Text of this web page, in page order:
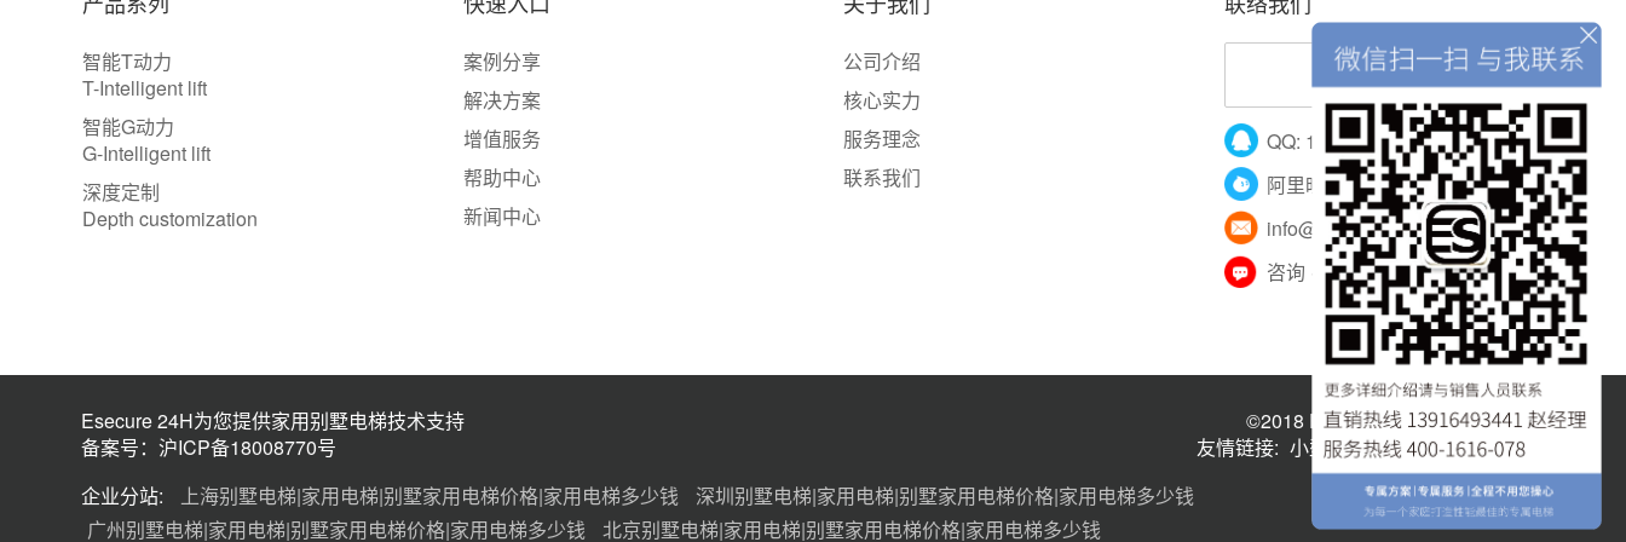
智能T动力
T-Intelligent lift
智能G动力
G-Intelligent lift
深度定制
Depth customization
案例分享
解决方案
增值服务
帮助中心
新闻中心
公司介绍
核心实力
服务理念
联系我们
400-161-6078
QQ: 122700946
阿里旺旺：意墅别墅家用电梯
info@esecurechina.com
咨询 · 报价 · 留言
Esecure 24H为您提供家用别墅电梯技术支持
备案号：沪ICP备18008770号
©2018 Esecure All rights reserved.
友情链接: 小型家用观光电梯
家用电梯
企业分站:
上海别墅电梯|家用电梯|别墅家用电梯价格|家用电梯多少钱
深圳别墅电梯|家用电梯|别墅家用电梯价格|家用电梯多少钱
广州别墅电梯|家用电梯|别墅家用电梯价格|家用电梯多少钱
北京别墅电梯|家用电梯|别墅家用电梯价格|家用电梯多少钱